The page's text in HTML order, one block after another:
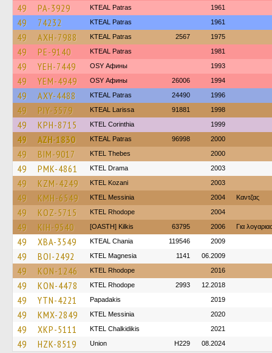
49 PA-3929 KTEAL Patras 1961
49 74232 KTEAL Patras 1961
49 AXH-7988 KTEAL Patras 2567 1975
49 PE-9140 KTEAL Patras 1981
49 YEH-7449 OSY Афины 1993
49 YEM-4949 OSY Афины 26006 1994
49 AXY-4488 KTEAL Patras 24490 1996
49 PIY-3579 KTEAL Larissa 91881 1998
49 KPH-8715 KTEL Corinthia 1999
49 AZH-1830 KTEAL Patras 96998 2000
49 BIM-9017 KTEL Thebes 2000
49 PMK-4861 KTEL Drama 2003
49 KZM-4249 ΚΤΕL Kozani 2003
49 KMH-6549 KTEL Messinia 2004 Καντζας
49 KOZ-5715 KTEL Rhodope 2004
49 KIH-9540 [OASTH] Kilkis 63795 2006 Για
49 XBA-3549 KTEAL Chania 119546 2009
49 BOI-2492 ΚΤΕL Magnesia 1141 06.2009
49 KON-1246 KTEL Rhodope 2016
49 KON-4478 KTEL Rhodope 2993 12.2018
49 YTN-4221 Papadakis 2019
49 KMX-2849 KTEL Messinia 2020
49 XKP-5111 ΚΤΕL Chalkidikis 2021
49 HZK-8519 Union H229 08.2024